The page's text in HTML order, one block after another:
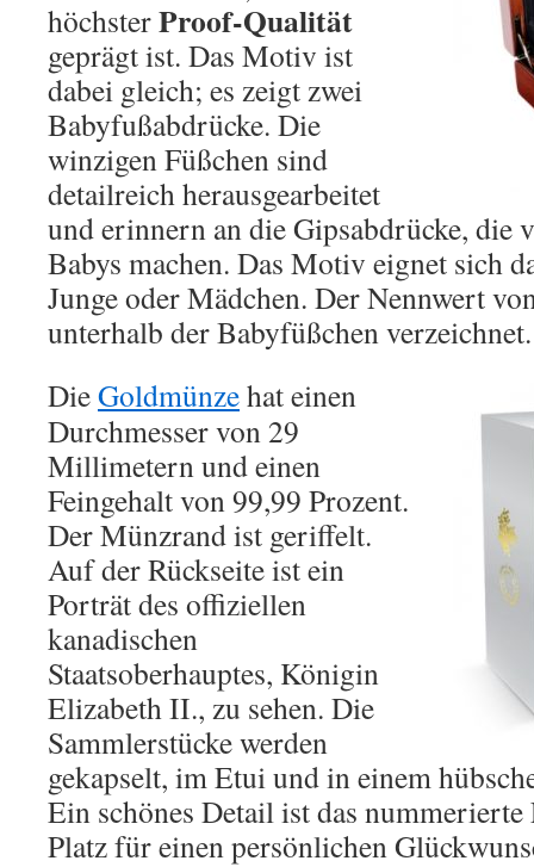
höchsterProof-Qualität
geprägt ist. Das Motiv ist
dabei gleich; es zeigt zwei
Babyfußabdrücke. Die
winzigen Füßchen sind
detailreich herausgearbeitet
und erinnern an die Gipsabdrücke, die
Babys machen. Das Motiv eignet sich
Junge oder Mädchen. Der Nennwert
unterhalb der Babyfüßchen verzeichnet.
DieGoldmünzehat einen
Durchmesser von 29
Millimetern und einen
Feingehalt von 99,99 Prozent.
Der Münzrand ist geriffelt.
Auf der Rückseite ist ein
Porträt des offiziellen
kanadischen
Staatsoberhauptes, Königin
Elizabeth II., zu sehen. Die
Sammlerstücke werden
gekapselt, im Etui und in einem
Ein schönes Detail ist das
Platz für einen persönlichen